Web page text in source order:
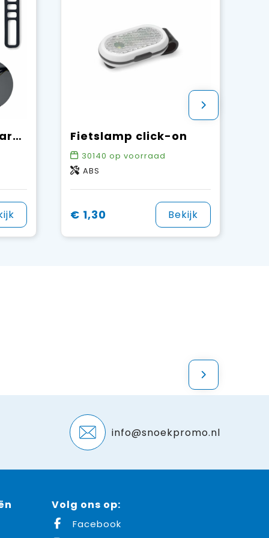
BLIGHT - Oplaadbare fietsverlichtingsset Fietslamp click-on
30140 op voorraad
ABS
€ 1,30 Bekijk
info@snoekpromo.nl
Volg ons op:
Facebook